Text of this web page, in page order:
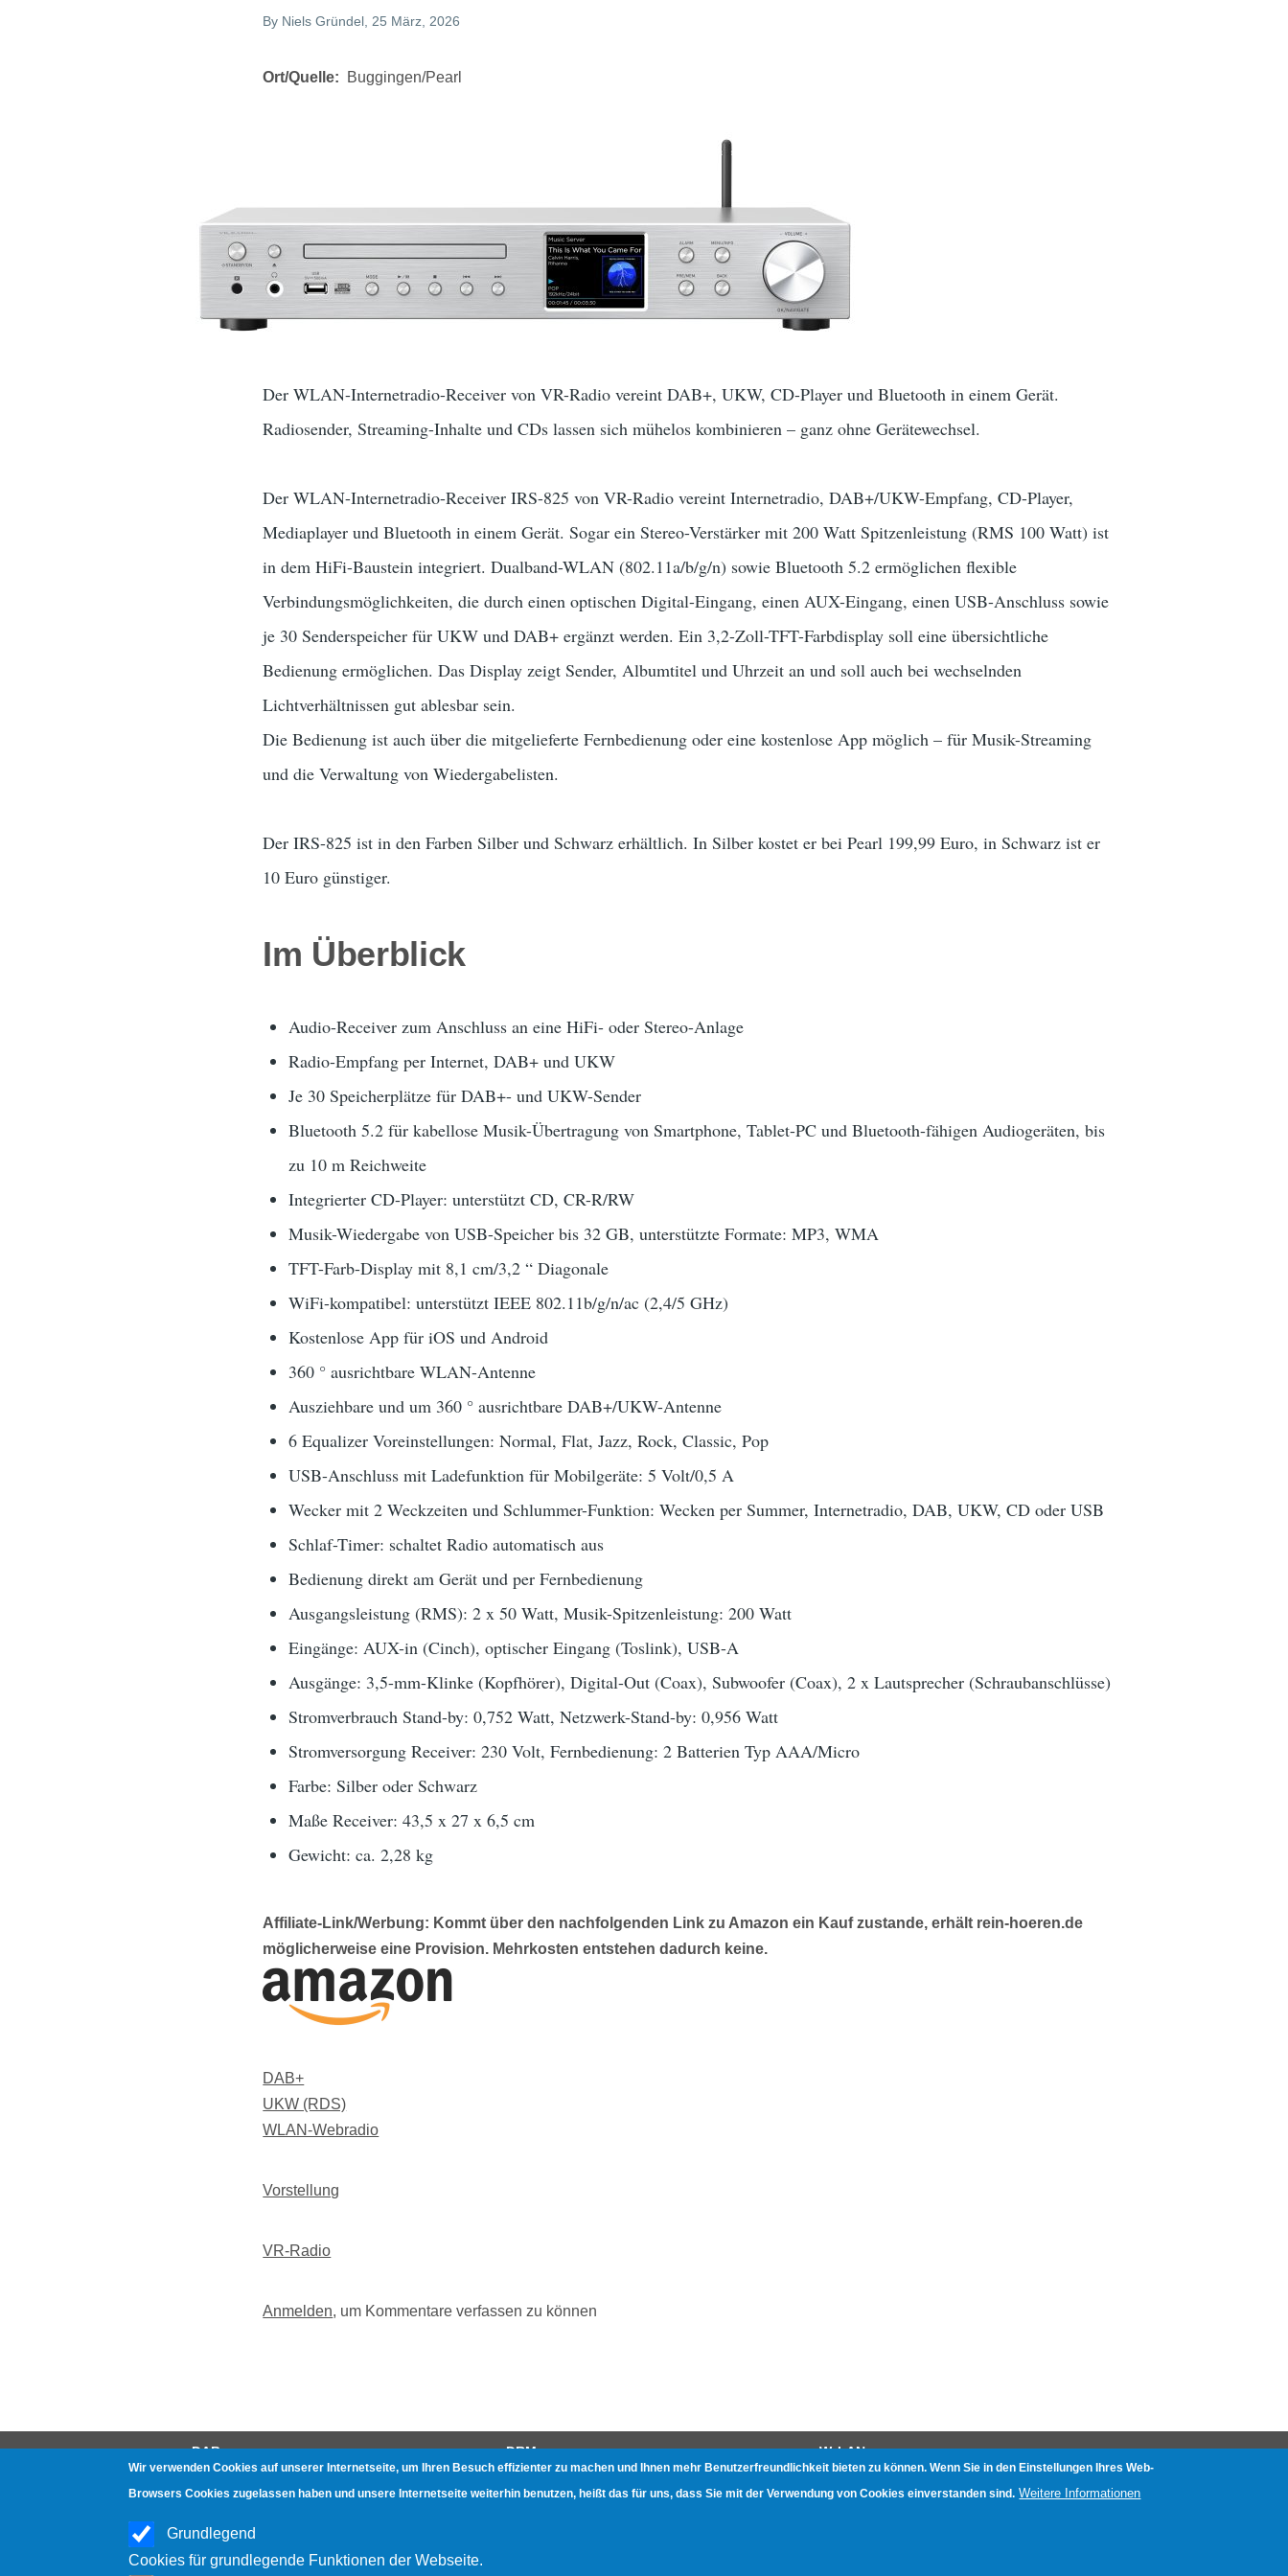
By Niels Gründel , 25 März, 2026
Ort/Quelle Buggingen/Pearl
Der WLAN-Internetradio-Receiver von VR-Radio vereint DAB+, UKW, CD-Player und Bluetooth in einem Gerät.
Radiosender, Streaming-Inhalte und CDs lassen sich mühelos kombinieren – ganz ohne Gerätewechsel.
Der WLAN-Internetradio-Receiver IRS-825 von VR-Radio vereint Internetradio, DAB+/UKW-Empfang, CD-Player,
Mediaplayer und Bluetooth in einem Gerät. Sogar ein Stereo-Verstärker mit 200 Watt Spitzenleistung (RMS 100 Watt) ist
in dem HiFi-Baustein integriert. Dualband-WLAN (802.11a/b/g/n) sowie Bluetooth 5.2 ermöglichen flexible
Verbindungsmöglichkeiten, die durch einen optischen Digital-Eingang, einen AUX-Eingang, einen USB-Anschluss sowie
je 30 Senderspeicher für UKW und DAB+ ergänzt werden. Ein 3,2-Zoll-TFT-Farbdisplay soll eine übersichtliche
Bedienung ermöglichen. Das Display zeigt Sender, Albumtitel und Uhrzeit an und soll auch bei wechselnden
Lichtverhältnissen gut ablesbar sein.
Die Bedienung ist auch über die mitgelieferte Fernbedienung oder eine kostenlose App möglich – für Musik-Streaming
und die Verwaltung von Wiedergabelisten.
Der IRS-825 ist in den Farben Silber und Schwarz erhältlich. In Silber kostet er bei Pearl 199,99 Euro, in Schwarz ist er
10 Euro günstiger.
Im Überblick
Audio-Receiver zum Anschluss an eine HiFi- oder Stereo-Anlage
Radio-Empfang per Internet, DAB+ und UKW
Je 30 Speicherplätze für DAB+- und UKW-Sender
Bluetooth 5.2 für kabellose Musik-Übertragung von Smartphone, Tablet-PC und Bluetooth-fähigen Audiogeräten, bis
zu 10 m Reichweite
Integrierter CD-Player: unterstützt CD, CR-R/RW
Musik-Wiedergabe von USB-Speicher bis 32 GB, unterstützte Formate: MP3, WMA
TFT-Farb-Display mit 8,1 cm/3,2 “ Diagonale
WiFi-kompatibel: unterstützt IEEE 802.11b/g/n/ac (2,4/5 GHz)
Kostenlose App für iOS und Android
360 ° ausrichtbare WLAN-Antenne
Ausziehbare und um 360 ° ausrichtbare DAB+/UKW-Antenne
6 Equalizer Voreinstellungen: Normal, Flat, Jazz, Rock, Classic, Pop
USB-Anschluss mit Ladefunktion für Mobilgeräte: 5 Volt/0,5 A
Wecker mit 2 Weckzeiten und Schlummer-Funktion: Wecken per Summer, Internetradio, DAB, UKW, CD oder USB
Schlaf-Timer: schaltet Radio automatisch aus
Bedienung direkt am Gerät und per Fernbedienung
Ausgangsleistung (RMS): 2 x 50 Watt, Musik-Spitzenleistung: 200 Watt
Eingänge: AUX-in (Cinch), optischer Eingang (Toslink), USB-A
Ausgänge: 3,5-mm-Klinke (Kopfhörer), Digital-Out (Coax), Subwoofer (Coax), 2 x Lautsprecher (Schraubanschlüsse)
Stromverbrauch Stand-by: 0,752 Watt, Netzwerk-Stand-by: 0,956 Watt
Stromversorgung Receiver: 230 Volt, Fernbedienung: 2 Batterien Typ AAA/Micro
Farbe: Silber oder Schwarz
Maße Receiver: 43,5 x 27 x 6,5 cm
Gewicht: ca. 2,28 kg
Affiliate-Link/Werbung: Kommt über den nachfolgenden Link zu Amazon ein Kauf zustande, erhält rein-hoeren.de
möglicherweise eine Provision. Mehrkosten entstehen dadurch keine.
DAB+
UKW (RDS)
WLAN-Webradio
Vorstellung
VR-Radio
Anmelden, um Kommentare verfassen zu können
DAB
Hörproben
DRM W-LAN
Wir verwenden Cookies auf unserer Internetseite, um Ihren Besuch effizienter zu machen und Ihnen mehr Benutzerfreundlichkeit bieten zu können. Wenn Sie in den Einstellungen Ihres Web-
Browsers Cookies zugelassen haben und unsere Internetseite weiterhin benutzen, heißt das für uns, dass Sie mit der Verwendung von Cookies einverstanden sind. Weitere Informationen
Grundlegend
Cookies für grundlegende Funktionen der Webseite.